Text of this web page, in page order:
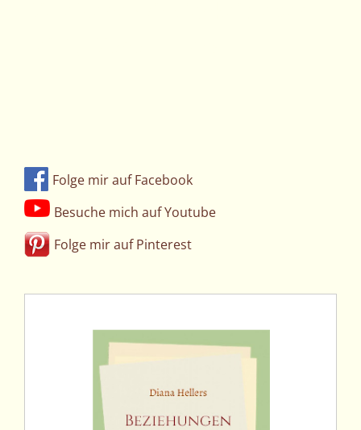
Folge mir auf Facebook
Besuche mich auf Youtube
Folge mir auf Pinterest